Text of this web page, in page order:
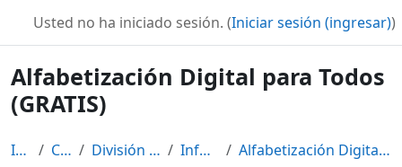
Usted no ha iniciado sesión. (Iniciar sesión (ingresar))
Alfabetización Digital para Todos
(GRATIS)
Inicio Cursos División Profesional Informática Alfabetización Digital para Todos (GRATIS)